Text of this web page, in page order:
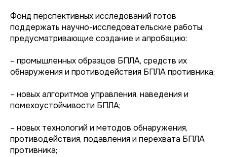
Фонд перспективных исследований готов
поддержать научно-исследовательские работы,
предусматривающие создание и апробацию:
– промышленных образцов БПЛА, средств их
обнаружения и противодействия БПЛА противника;
– новых алгоритмов управления, наведения и
помехоустойчивости БПЛА;
– новых технологий и методов обнаружения,
противодействия, подавления и перехвата БПЛА
противника;